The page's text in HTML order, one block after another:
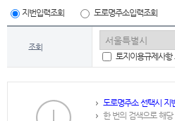
지번입력조회 도로명주소입력조회
조회
토지이용규제사항
도로명주소 선택시 지
한 번의 검색으로 해